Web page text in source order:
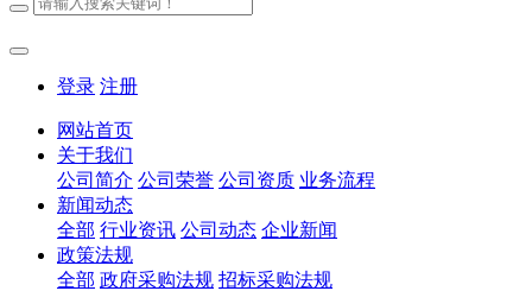
登录 注册
网站首页
关于我们
公司简介 公司荣誉 公司资质 业务流程
新闻动态
全部 行业资讯 公司动态 企业新闻
政策法规
全部 政府采购法规 招标采购法规